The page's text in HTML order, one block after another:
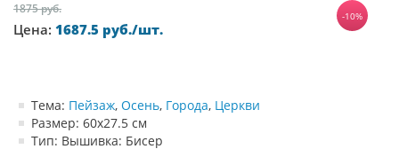
-10%
1875 руб.
Цена: 1687.5 руб./шт.
Тема: Пейзаж, Осень, Города, Церкви
Размер: 60х27.5 см
Тип: Вышивка: Бисер